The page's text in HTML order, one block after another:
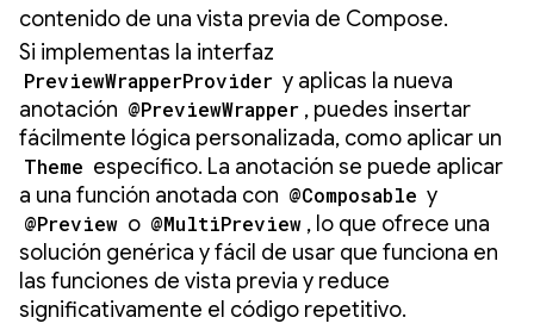
contenido de una vista previa de Compose.
Si implementas la interfaz
PreviewWrapperProvider y aplicas la nueva
anotación @PreviewWrapper , puedes insertar
fácilmente lógica personalizada, como aplicar un
Theme específico. La anotación se puede aplicar
a una función anotada con @Composable y
@Preview o @MultiPreview , lo que ofrece una
solución genérica y fácil de usar que funciona en
las funciones de vista previa y reduce
significativamente el código repetitivo.